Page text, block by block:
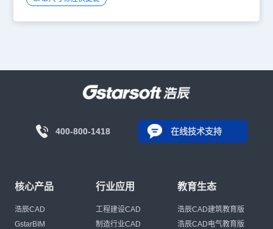
400-800-1418 在线技术支持
核心产品
浩辰CAD
GstarBIM
行业应用
工程建设CAD
制造行业CAD
教育生态
浩辰CAD建筑教育版
浩辰CAD电气教育版